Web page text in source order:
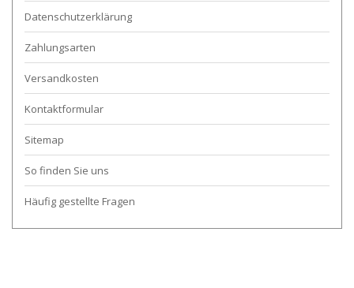
Datenschutzerklärung
Zahlungsarten
Versandkosten
Kontaktformular
Sitemap
So finden Sie uns
Häufig gestellte Fragen